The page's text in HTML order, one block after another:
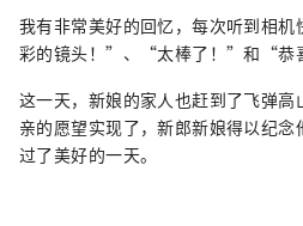
我有非常美好的回忆，每次听到相
彩的镜头！”、“太棒了！”和“恭
这一天，新娘的家人也赶到了飞弹
亲的愿望实现了，新郎新娘得以纪
过了美好的一天。